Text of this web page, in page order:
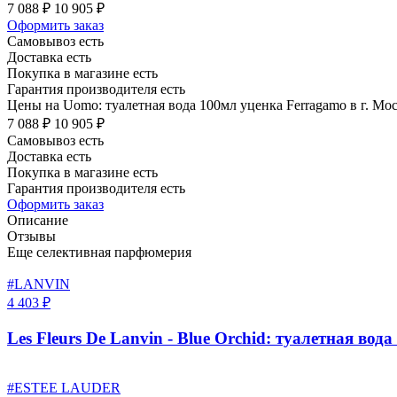
7 088 ₽ 10 905 ₽
Оформить заказ
Самовывоз есть
Доставка есть
Покупка в магазине есть
Гарантия производителя есть
Цены на Uomo: туалетная вода 100мл уценка Ferragamo в г.
7 088 ₽ 10 905 ₽
Самовывоз есть
Доставка есть
Покупка в магазине есть
Гарантия производителя есть
Оформить заказ
Описание
Отзывы
Еще селективная парфюмерия
#LANVIN
4 403 ₽
Les Fleurs De Lanvin - Blue Orchid: туалетная
#ESTEE LAUDER